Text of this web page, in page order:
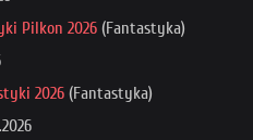
Pilkon 2026 (Fantastyka)
2026 (Fantastyka)